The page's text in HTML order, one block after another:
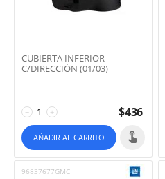
CUBIERTA INFERIOR
C/DIRECCIÓN (01/03)
+
− $436
AÑADIR AL CARRITO
96837677GMC